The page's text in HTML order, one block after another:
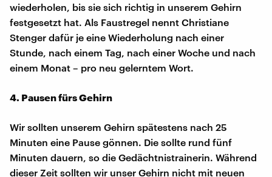
wiederholen, bis sie sich richtig in unserem Gehirn
festgesetzt hat. Als Faustregel nennt Christiane
Stenger dafür je eine Wiederholung nach einer
Stunde, nach einem Tag, nach einer Woche und nach
einem Monat – pro neu gelerntem Wort.
4. Pausen fürs Gehirn
Wir sollten unserem Gehirn spätestens nach 25
Minuten eine Pause gönnen. Die sollte rund fünf
Minuten dauern, so die Gedächtnistrainerin. Während
dieser Zeit sollten wir unser Gehirn nicht mit neuen